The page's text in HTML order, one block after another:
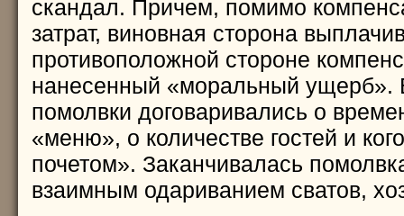
скандал. Причем, помимо
затрат, виновная сторона
противоположной стороне
нанесенный «моральный ущерб».
помолвки договаривались о
«меню», о количестве гостей и
почетом». Заканчивалась
взаимным одариванием сватов,